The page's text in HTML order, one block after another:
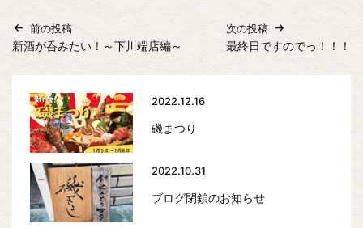
前の投稿
新酒が呑みたい！～下川端店編～
次の投稿
最終日ですのでっ！！！
2022.12.16
磯まつり
2022.10.31
ブログ閉鎖のお知らせ